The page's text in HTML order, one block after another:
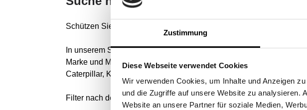
Zustimmung
Diese Webseite verwendet Cookies
Wir verwenden Cookies, um Inhalte und Anzeigen
und die Zugriffe auf unsere Website zu analysieren.
Website an unsere Partner für soziale Medien,
Schützen Sie Ihre kleinen Motoren effektiv mit unseren
In unserem Sortiment finden Sie Filter für alle kleinen Motoren
Marke und Modell. Unser Katalog umfasst Maschinen der
Caterpillar, Kohler, Stihl Masonry, Husqvarna, Hilti, Hitachi, Honda
Filter nach der Marke Ihrer Maschine suchen.(Link).